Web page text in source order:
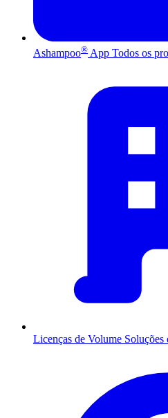
Ashampoo® App Todos os
Licenças de Volume Soluções